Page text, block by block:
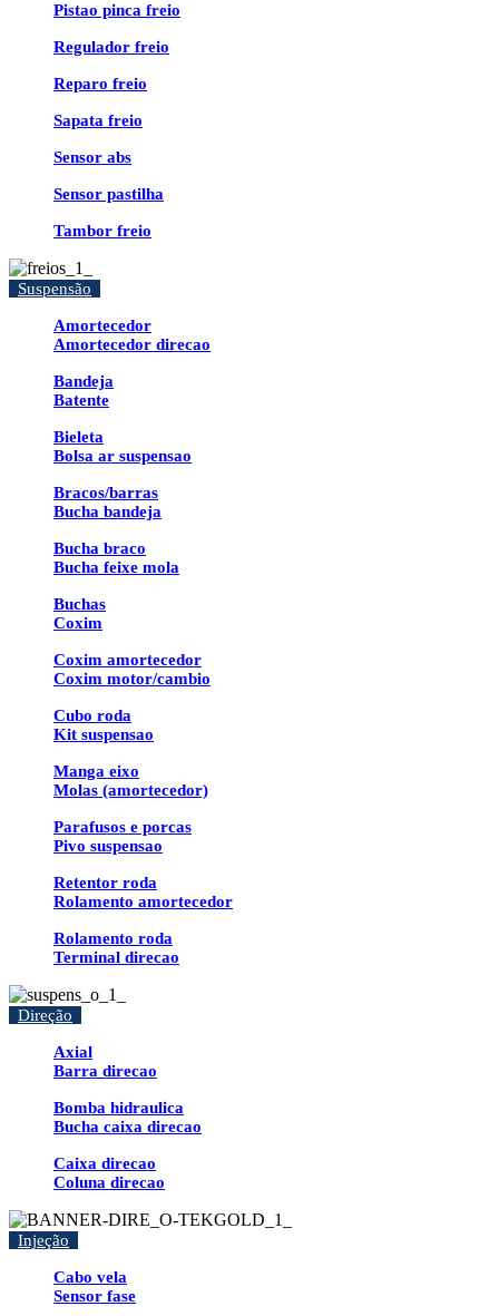
Pistao pinca freio
Regulador freio
Reparo freio
Sapata freio
Sensor abs
Sensor pastilha
Tambor freio
Suspensão
Amortecedor
Amortecedor direcao
Bandeja
Batente
Bieleta
Bolsa ar suspensao
Bracos/barras
Bucha bandeja
Bucha braco
Bucha feixe mola
Buchas
Coxim
Coxim amortecedor
Coxim motor/cambio
Cubo roda
Kit suspensao
Manga eixo
Molas (amortecedor)
Parafusos e porcas
Pivo suspensao
Retentor roda
Rolamento amortecedor
Rolamento roda
Terminal direcao
Direção
Axial
Barra direcao
Bomba hidraulica
Bucha caixa direcao
Caixa direcao
Coluna direcao
Injeção
Cabo vela
Sensor fase